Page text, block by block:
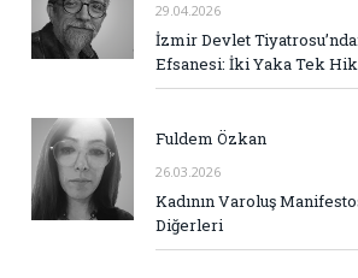
29.04.2026
İzmir Devlet
Efsanesi: İki Yaka Tek
Fuldem Özkan
26.03.2026
Kadının Varoluş
Diğerleri